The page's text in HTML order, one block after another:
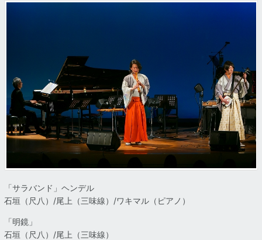
「サラバンド」ヘンデル
石垣（尺八）/尾上（三味線）/ワキマル（ピアノ）
「明鏡」
石垣（尺八）/尾上（三味線）